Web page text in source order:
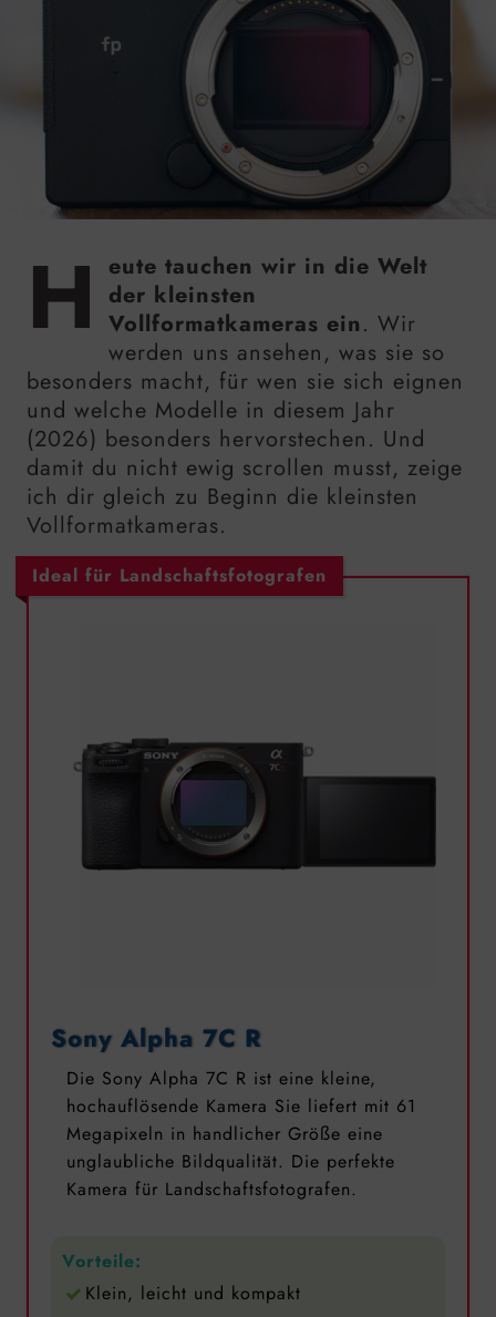
H
eute tauchen wir in die Welt
der kleinsten
Vollformatkameras ein. Wir
werden uns ansehen, was sie so
besonders macht, für wen sie sich eignen
und welche Modelle in diesem Jahr
(2026) besonders hervorstechen. Und
damit du nicht ewig scrollen musst, zeige
ich dir gleich zu Beginn die kleinsten
Vollformatkameras.
Ideal für Landschaftsfotografen
Sony Alpha 7C R
Die Sony Alpha 7C R ist eine kleine,
hochauflösende Kamera Sie liefert mit 61
Megapixeln in handlicher Größe eine
unglaubliche Bildqualität. Die perfekte
Kamera für Landschaftsfotografen.
Vorteile:
Klein, leicht und kompakt